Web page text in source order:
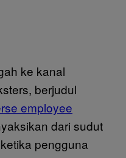
ke kanal
berjudul
employee
dari sudut
pengguna